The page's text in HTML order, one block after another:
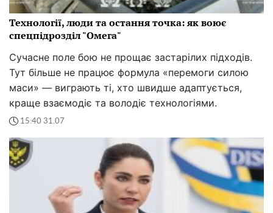
Технології, люди та остання точка: як воює
спецпідрозділ "Омега"
Сучасне поле бою не прощає застарілих підходів.
Тут більше не працює формула «перемоги силою
маси» — виграють ті, хто швидше адаптується,
краще взаємодіє та володіє технологіями.
15:40 31.07